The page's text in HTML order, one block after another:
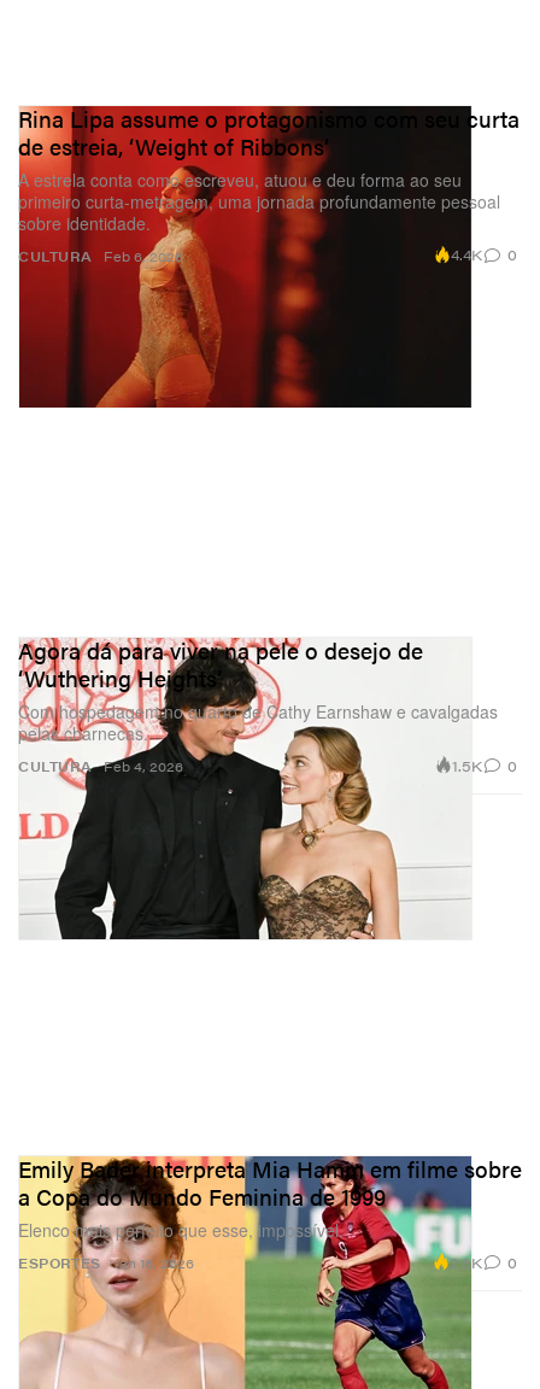
CULTURA
Rina Lipa assume o protagonismo com seu curta
de estreia, ‘Weight of Ribbons’
A estrela conta como escreveu, atuou e deu forma ao seu
primeiro curta-metragem, uma jornada profundamente pessoal
sobre identidade.
Feb 6, 2026 4.4K 0
CULTURA
Agora dá para viver na pele o desejo de
‘Wuthering Heights’
Com hospedagem no quarto de Cathy Earnshaw e cavalgadas
pelas charnecas.
Feb 4, 2026 1.5K 0
ESPORTES
Emily Bader interpreta Mia Hamm em filme sobre
a Copa do Mundo Feminina de 1999
Elenco mais perfeito que esse, impossível.
Jan 16, 2026 2.6K 0